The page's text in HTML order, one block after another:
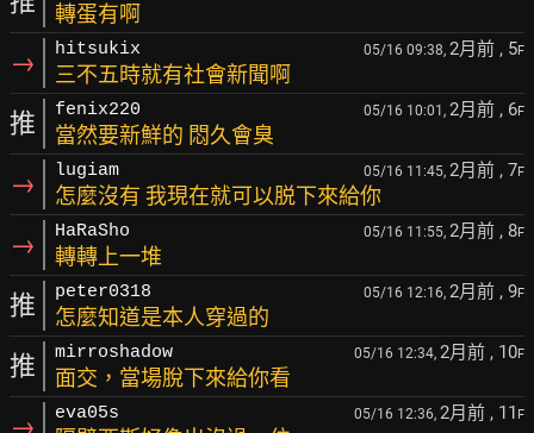
轉蛋有啊
→ hitsukix 05/16 09:38, 2月前 , 5F
三不五時就有社會新聞啊
推 fenix220 05/16 10:01, 2月前 , 6F
當然要新鮮的 悶久會臭
→ lugiam 05/16 11:45, 2月前 , 7F
怎麼沒有 我現在就可以脱下來給你
→ HaRaSho 05/16 11:55, 2月前 , 8F
轉轉上一堆
推 peter0318 05/16 12:16, 2月前 , 9F
怎麼知道是本人穿過的
推 mirroshadow 05/16 12:34, 2月前 , 10F
面交，當場脫下來給你看
→ eva05s 05/16 12:36, 2月前 , 11 F